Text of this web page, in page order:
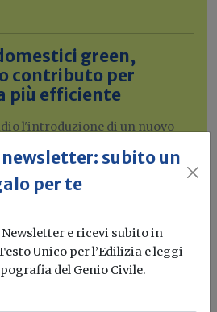
green,
contributo per
più efficiente
l'introduzione di un nuovo
elettrico: tra
funzionalità e
subito un
per te
e ricevi subito in
Unico per l’Edilizia e leggi
del Genio Civile.